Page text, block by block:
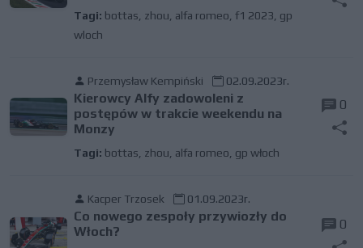
Tagi: bottas zhou alfa romeo f1 2023 gp
wloch
Przemysław Kempiński 02.09.2023r.
Kierowcy Alfy zadowoleni z
postępów w trakcie weekendu na
Monzy
Tagi: bottas zhou alfa romeo gp włoch
0
Kacper Trzosek 01.09.2023r.
Co nowego zespoły przywiozły do
Włoch?
0